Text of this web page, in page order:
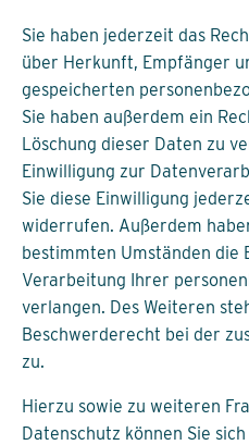
Sie haben jederzeit das
über Herkunft, Empfänger
gespeicherten
Sie haben außerdem ein
Löschung dieser Daten zu
Einwilligung zur
Sie diese Einwilligung
widerrufen. Außerdem
bestimmten Umständen die
Verarbeitung Ihrer
verlangen. Des Weiteren
Beschwerderecht bei der
zu.
Hierzu sowie zu weiteren
Datenschutz können Sie